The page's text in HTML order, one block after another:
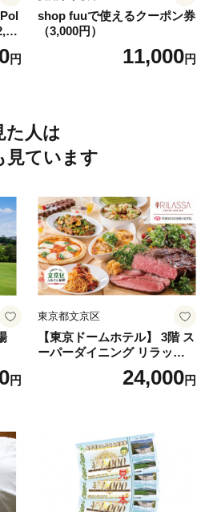
円
shop fuuで使えるクーポン券
（3,000円）
11,000円
た人は
見ています
円
東京都文京区
【東京ドームホテル】 3階 ス
ーパーダイニング リラッサ
ランチブッフェ お食事券 大
人1名様分 関東 東京 ご利用
24,000円